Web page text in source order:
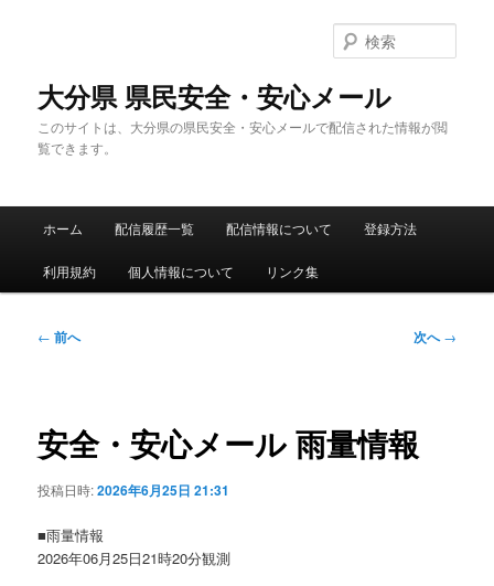
大分県 県民安全・安心メール
このサイトは、大分県の県民安全・安心メールで配信された情報が閲
覧できます。
索
メ
ホーム 配信履歴一覧 配信情報について 登録方法
利用規約 個人情報について リンク集
投
ゲ
ー
ョ
← 前へ 次へ→
安全・安心メール 雨量情報
投稿日時:2026年6月25日 21:31
■雨量情報
2026年06月25日21時20分観測